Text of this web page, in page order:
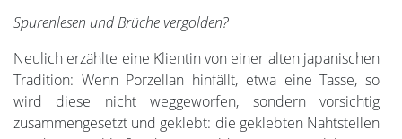
Spurenlesen und Brüche vergolden?
Neulich erzählte eine Klientin von einer alten japanischen
Tradition: Wenn Porzellan hinfällt, etwa eine Tasse, so
wird diese nicht weggeworfen, sondern vorsichtig
zusammengesetzt und geklebt: die geklebten Nahtstellen